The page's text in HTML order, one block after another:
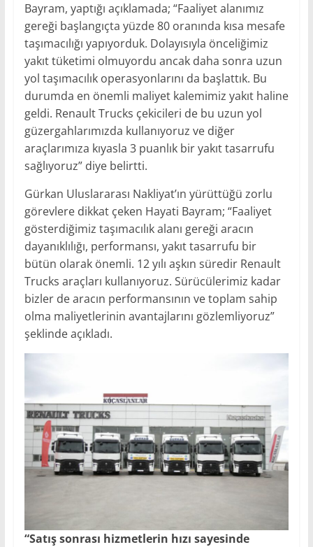
Bayram, yaptığı açıklamada; “Faaliyet alanımız
gereği başlangıçta yüzde 80 oranında kısa mesafe
taşımacılığı yapıyorduk. Dolayısıyla önceliğimiz
yakıt tüketimi olmuyordu ancak daha sonra uzun
yol taşımacılık operasyonlarını da başlattık. Bu
durumda en önemli maliyet kalemimiz yakıt haline
geldi. Renault Trucks çekicileri de bu uzun yol
güzergahlarımızda kullanıyoruz ve diğer
araçlarımıza kıyasla 3 puanlık bir yakıt tasarrufu
sağlıyoruz” diye belirtti.
Gürkan Uluslararası Nakliyat’ın yürüttüğü zorlu
görevlere dikkat çeken Hayati Bayram; “Faaliyet
gösterdiğimiz taşımacılık alanı gereği aracın
dayanıklılığı, performansı, yakıt tasarrufu bir
bütün olarak önemli. 12 yılı aşkın süredir Renault
Trucks araçları kullanıyoruz. Sürücülerimiz kadar
bizler de aracın performansının ve toplam sahip
olma maliyetlerinin avantajlarını gözlemliyoruz”
şeklinde açıkladı.
“Satış sonrası hizmetlerin hızı sayesinde